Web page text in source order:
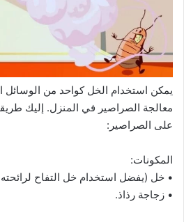
يمكن استخدام الخل كواحد من الوسائل
معالجة الصراصير في المنزل. إليك
على الصراصير:
المكونات:
• خل (يفضل استخدام خل التفاح لرائحته
• زجاجة رذاذ.